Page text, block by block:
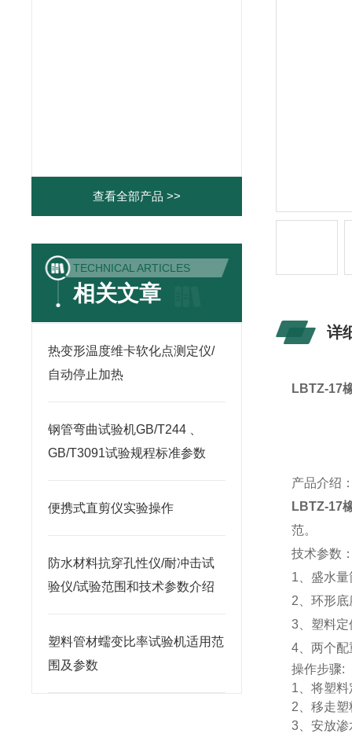
查看全部产品 >>
TECHNICAL ARTICLES
相关文章
热变形温度维卡软化点测定仪/
自动停止加热
钢管弯曲试验机GB/T244 、
GB/T3091试验规程标准参数
便携式直剪仪实验操作
防水材料抗穿孔性仪/耐冲击试
验仪/试验范围和技术参数介绍
塑料管材蠕变比率试验机适用范
围及参数
详
LBTZ-17
产品介绍
LBTZ-17
范。
技术参数
1 、盛水
2 、环形
3 、塑料
4 、两个
操作步骤:
1 、将塑
2 、移走
3 、安放